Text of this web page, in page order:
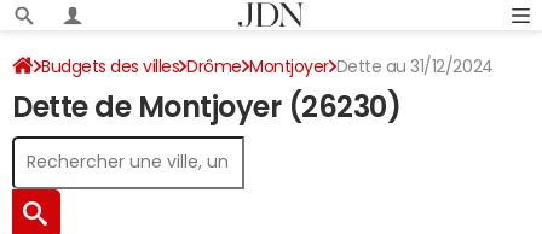
Budgets des villes Drôme Montjoyer Dette au 31/12/2024
Dette de Montjoyer (26230)